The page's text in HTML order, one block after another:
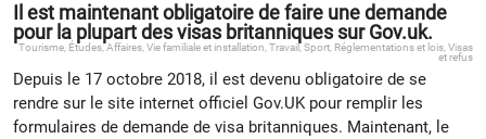
Il est maintenant obligatoire de faire une demande
pour la plupart des visas britanniques sur Gov.uk.
Tourisme Études,Affaires Vie familiale et installation Travail,Sport Réglementations et lois Visas
et refus
Depuis le 17 octobre 2018, il est devenu obligatoire de se
rendre sur le site internet officiel Gov.UK pour remplir les
formulaires de demande de visa britanniques. Maintenant, le